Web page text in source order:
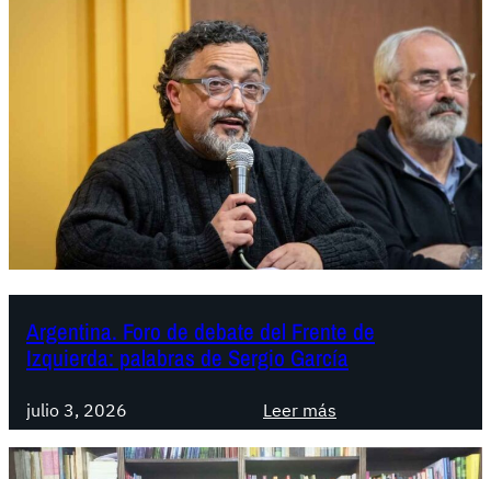
a
:
L
a
i
z
q
u
r
d
Argentina. Foro de debate del Frente de
Izquierda: palabras de Sergio García
julio 3, 2026 Leer más
A
r